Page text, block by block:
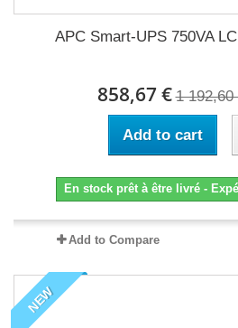
APC Smart-UPS 750VA
858,67 € 1 192,60
Add to cart
En stock prêt à être livré -
Add to Compare
NEW